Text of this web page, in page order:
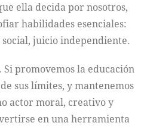
ella decida por nosotros,
habilidades esenciales:
juicio independiente.
promovemos la educación
sus límites, y mantenemos
actor moral, creativo y
en una herramienta